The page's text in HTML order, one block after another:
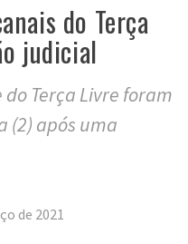
do Terça
judicial
do Terça Livre foram
(2) após uma
de 2021